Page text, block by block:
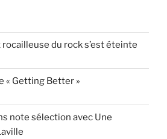
rocailleuse du rock s’est éteinte
« Getting Better »
note sélection avec Une